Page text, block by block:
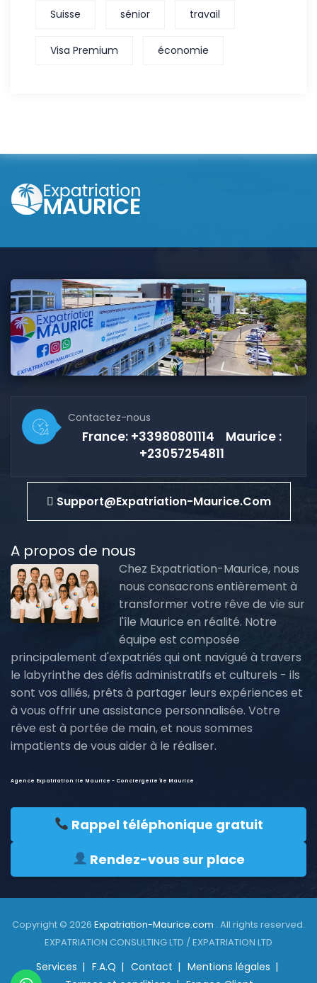
Suisse sénior travail
Visa Premium économie
Contactez-nous
France: +33980801114 Maurice :
+23057254811
Support@expatriation-Maurice.com
A propos de nous
Chez Expatriation-Maurice, nous
nous consacrons entièrement à
transformer votre rêve de vie sur
l'île Maurice en réalité. Notre
équipe est composée
principalement d'expatriés qui ont navigué à travers
le labyrinthe des défis administratifs et culturels - ils
sont vos alliés, prêts à partager leurs expériences et
à vous offrir une assistance personnalisée. Votre
rêve est à portée de main, et nous sommes
impatients de vous aider à le réaliser.
Agence Expatriation ile Maurice - Conciergerie île Maurice
Rappel téléphonique gratuit
Rendez-vous sur place
Copyright © 2026 Expatriation-Maurice.com . All rights reserved.
EXPATRIATION CONSULTING LTD / EXPATRIATION LTD
Services F.A.Q Contact
Mentions légales